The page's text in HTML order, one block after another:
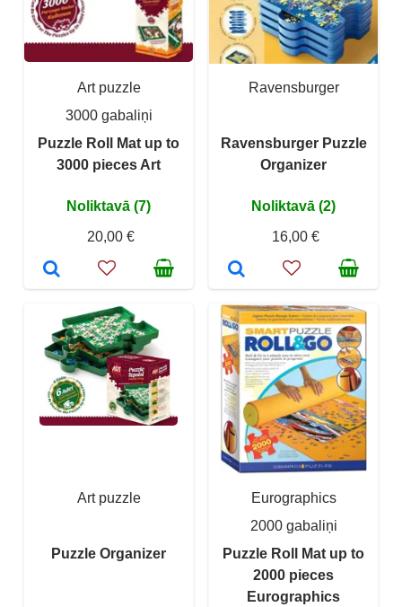
Art puzzle
3000 gabaliņi
Puzzle Roll Mat up to
3000 pieces Art
Noliktavā (7)
20,00 €
Ravensburger
Ravensburger Puzzle
Organizer
Noliktavā (2)
16,00 €
Art puzzle
Puzzle Organizer
Eurographics
2000 gabaliņi
Puzzle Roll Mat up to
2000 pieces
Eurographics